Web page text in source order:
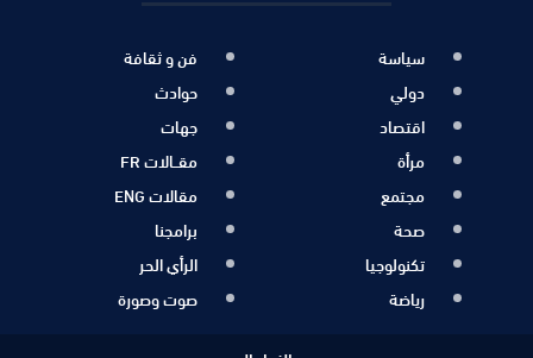
سياسة
دولي
اقتصاد
مرأة
مجتمع
صحة
تكنولوجيا
رياضة
فن و ثقافة
حوادث
جهات
مقــالات FR
مقالات ENG
برامجنا
الرأي الحر
صوت وصورة